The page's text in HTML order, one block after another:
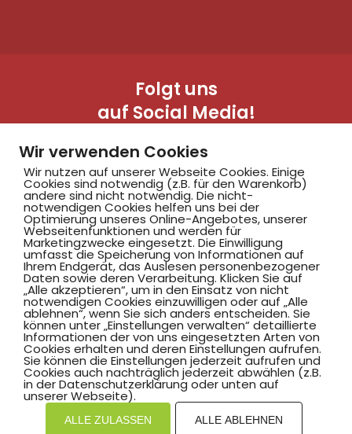
Folgt uns
auf Social Media!
Hammer SportClub 2008
Am Südbad 9,
59069 Hamm
©2025 Hammer SportClub 2008 e.V.
Mit zum Verein by PASSGEBER
Wir verwenden Cookies
Wir nutzen auf unserer Webseite Cookies. Einige
Cookies sind notwendig (z.B. für den Warenkorb)
andere sind nicht notwendig. Die nicht-
notwendigen Cookies helfen uns bei der
Optimierung unseres Online-Angebotes, unserer
Webseitenfunktionen und werden für
Marketingzwecke eingesetzt. Die Einwilligung
umfasst die Speicherung von Informationen auf
Ihrem Endgerät, das Auslesen personenbezogener
Daten sowie deren Verarbeitung. Klicken Sie auf
„Alle akzeptieren“, um in den Einsatz von nicht
notwendigen Cookies einzuwilligen oder auf „Alle
ablehnen“, wenn Sie sich anders entscheiden. Sie
können unter „Einstellungen verwalten“ detaillierte
Informationen der von uns eingesetzten Arten von
Cookies erhalten und deren Einstellungen aufrufen.
Sie können die Einstellungen jederzeit aufrufen und
Cookies auch nachträglich jederzeit abwählen (z.B.
in der Datenschutzerklärung oder unten auf
unserer Webseite).
ALLE ZULASSEN ALLE ABLEHNEN